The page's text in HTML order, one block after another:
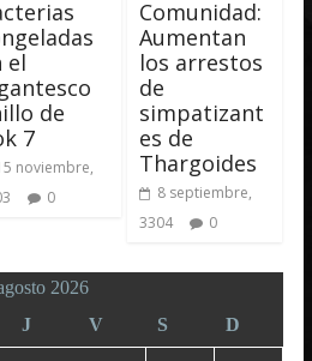
el
de
7
noviembre,
0
Comunidad:
Aumentan
los arrestos
de
simpatizant
es de
Thargoides
8 septiembre,
3304
0
2026
J V S D